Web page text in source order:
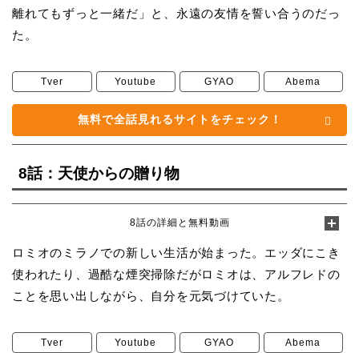
離れてもずっと一緒だ」と、永遠の友情を誓い合うのだっ
た。
Tver Youtube GYAO Abema
無料で全話見れるサイトをチェック！
8話：天使からの贈り物
8話の詳細と無料動画
ロミオのミラノでの新しい生活が始まった。エッダにこき
使われたり、過酷な煙突掃除だがロミオは、アルフレドの
ことを思い出しながら、自分を元気づけていた。
Tver Youtube GYAO Abema